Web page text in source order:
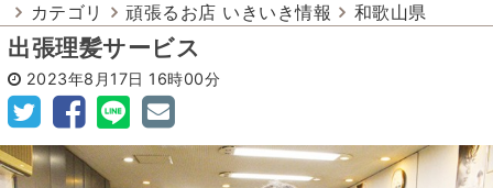
カテゴリ 頑張るお店 いきいき情報 和歌山県
出張理髪サービス
2023年8月17日 16時00分